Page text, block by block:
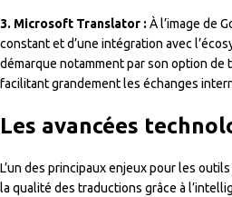
3. Microsoft Translator : À l’image de
constant et d’une intégration avec
démarque notamment par son option
facilitant grandement les échanges
Les avancées
L’un des principaux enjeux pour les
la qualité des traductions grâce à